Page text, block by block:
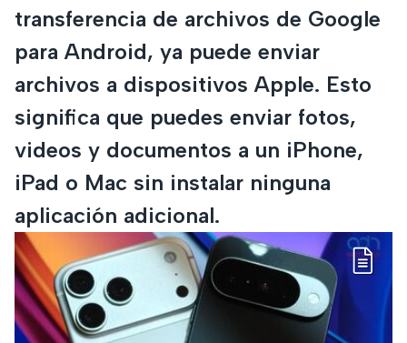
transferencia de archivos de Google
para Android, ya puede enviar
archivos a dispositivos Apple. Esto
significa que puedes enviar fotos,
videos y documentos a un iPhone,
iPad o Mac sin instalar ninguna
aplicación adicional.